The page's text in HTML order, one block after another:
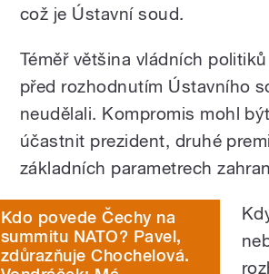
což je Ústavní soud.
Téměř většina vládních
před rozhodnutím Ústavního
neudělali. Kompromis mohl
účastnit prezident, druhé
základních parametrech
Kdo povede Čechy na
summitu NATO? Pavel,
zdůrazňuje Chochelová.